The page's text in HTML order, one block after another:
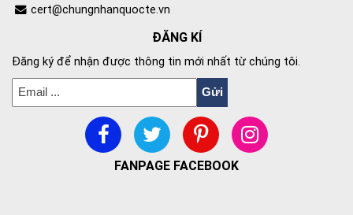
cert@chungnhanquocte.vn
ĐĂNG KÍ
Đăng ký để nhận được thông tin mới nhất từ chúng tôi.
FANPAGE FACEBOOK